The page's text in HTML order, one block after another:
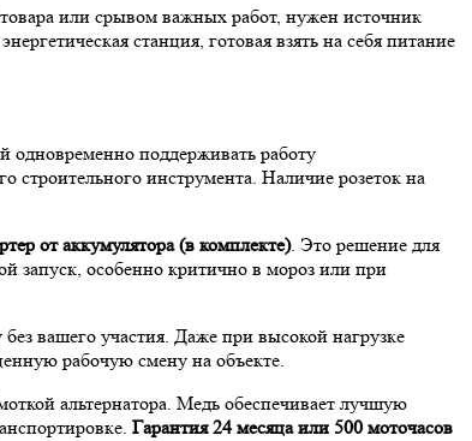
товара или срывом важных работ, нужен источник
станция, готовая взять на себя питание
поддерживать работу
строительного инструмента. Наличие розеток на
от аккумулятора (в комплекте). Это решение для
запуск, особенно критично в мороз или при
вашего участия. Даже при высокой нагрузке
рабочую смену на объекте.
альтернатора. Медь обеспечивает лучшую
Гарантия 24 месяца или 500 моточасов